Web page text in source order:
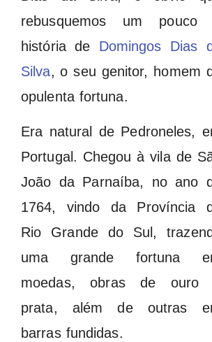
rebusquemos um pouco
história de Domingos Dias
Silva, o seu genitor, homem
opulenta fortuna.
Era natural de Pedroneles,
Portugal. Chegou à vila de
João da Parnaíba, no ano
1764, vindo da Província
Rio Grande do Sul,
uma grande fortuna
moedas, obras de ouro
prata, além de outras
barras fundidas.